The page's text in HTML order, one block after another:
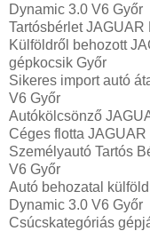
Dynamic 3.0 V6 Győr
Tartósbérlet
Külföldről behozott
gépkocsik Győr
Sikeres import autó
V6 Győr
Autókölcsönző
Céges flotta
Személyautó Tartós
V6 Győr
Autó behozatal
Dynamic 3.0 V6 Győr
Csúcskategóriás